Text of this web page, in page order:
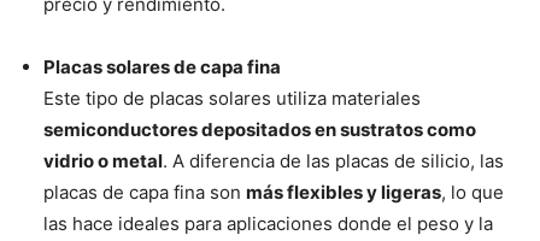
Placas solares de capa fina
Este tipo de placas solares utiliza materiales
semiconductores depositados en sustratos como
vidrio o metal. A diferencia de las placas de silicio, las
placas de capa fina son más flexibles y ligeras, lo que
las hace ideales para aplicaciones donde el peso y la